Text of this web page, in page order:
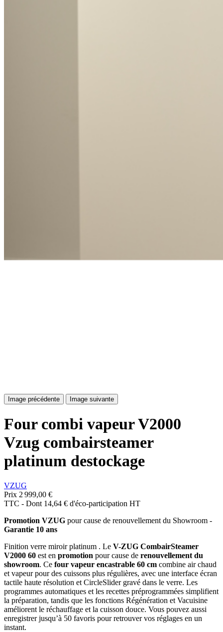
Image précédente Image suivante
Four combi vapeur V2000
Vzug combairsteamer
platinum destockage
VZUG
Prix 2 999,00 €
TTC - Dont 14,64 € d'éco-participation HT
Promotion VZUG pour cause de renouvellement du Showroom -
Garantie 10 ans
Finition verre miroir platinum . Le V-ZUG CombairSteamer
V2000 60 est en promotion pour cause de renouvellement du
showroom. Ce four vapeur encastrable 60 cm combine air chaud
et vapeur pour des cuissons plus régulières, avec une interface écran
tactile haute résolution et CircleSlider gravé dans le verre. Les
programmes automatiques et les recettes préprogrammées simplifient
la préparation, tandis que les fonctions Régénération et Vacuisine
améliorent le réchauffage et la cuisson douce. Vous pouvez aussi
enregistrer jusqu’à 50 favoris pour retrouver vos réglages en un
instant.